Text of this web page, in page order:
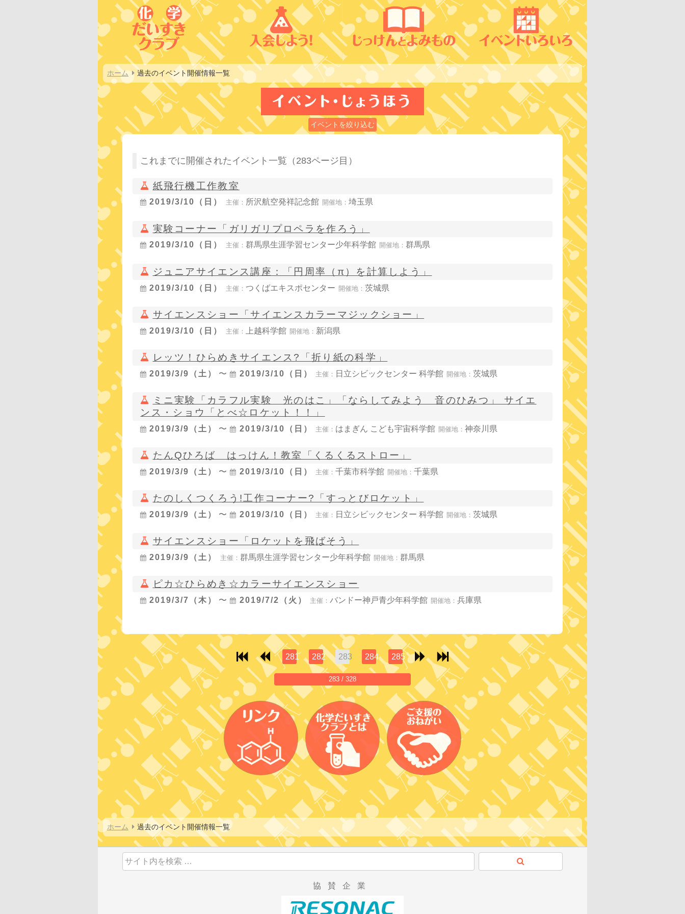
ホーム 過去のイベント開催情報一覧
イベントを絞り込む
これまでに開催されたイベント一覧 （283ページ目）
紙飛行機工作教室
2019/3/10（日） 主催： 所沢航空発祥記念館 開催地：埼玉県
実験コーナー「ガリガリプロペラを作ろう」
2019/3/10（日） 主催： 群馬県生涯学習センター少年科学館 開催地： 群馬県
ジュニアサイエンス講座：「円周率（π）を計算しよう」
2019/3/10（日） 主催： つくばエキスポセンター 開催地：茨城県
サイエンスショー「サイエンスカラーマジックショー」
2019/3/10（日） 主催： 上越科学館 開催地： 新潟県
レッツ！ひらめきサイエンス?「折り紙の科学」
2019/3/9（土） 〜 2019/3/10（日） 主催： 日立シビックセンター 科学館 開催地：茨城県
ミニ実験「カラフル実験 光のはこ」「ならしてみよう 音のひみつ」 サイエ
ンス・ショウ「とべ☆ロケット！！」
2019/3/9（土） 〜 2019/3/10（日） 主催： はまぎん こども宇宙科学館 開催地：神奈川県
たんQひろば はっけん！教室「くるくるストロー」
2019/3/9（土） 〜 2019/3/10（日） 主催：千葉市科学館 開催地：千葉県
たのしくつくろう!工作コーナー?「すっとびロケット」
2019/3/9（土） 〜 2019/3/10（日） 主催： 日立シビックセンター 科学館 開催地： 茨城県
サイエンスショー「ロケットを飛ばそう」
2019/3/9（土） 主催： 群馬県生涯学習センター少年科学館 開催地： 群馬県
ピカ☆ひらめき☆カラーサイエンスショー
2019/3/7（木） 〜 2019/7/2（火） 主催：バンドー神戸青少年科学館 開催地：兵庫県
281 282 283 284 285
283 / 328
ホーム 過去のイベント開催情報一覧
協賛企業